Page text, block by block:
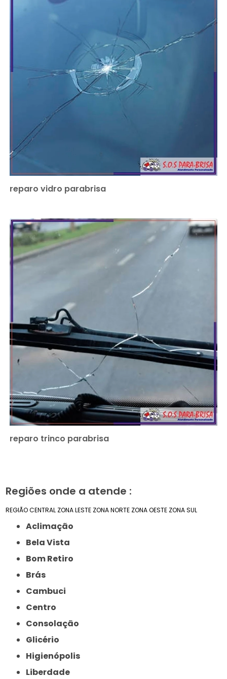
reparo vidro parabrisa
reparo trinco parabrisa
Regiões onde a atende :
REGIÃO CENTRAL ZONA LESTE ZONA NORTE ZONA OESTE ZONA SUL
Aclimação
Bela Vista
Bom Retiro
Brás
Cambuci
Centro
Consolação
Glicério
Higienópolis
Liberdade